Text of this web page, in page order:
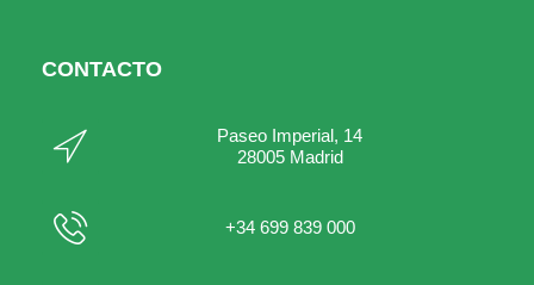
CONTACTO
Paseo Imperial, 14
28005 Madrid
+34 699 839 000